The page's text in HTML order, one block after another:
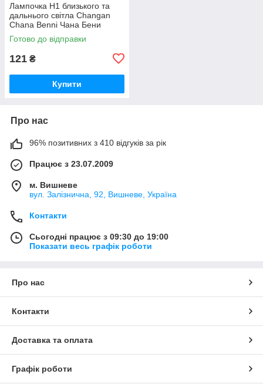
Лампочка Н1 близького та
дальнього світла Changan
Chana Benni Чана Бени
Бенни Бенні Бені
Готово до відправки
121 ₴
Купити
Про нас
96% позитивних з 410 відгуків за рік
Працює з 23.07.2009
м. Вишневе
вул. Залізнична, 92, Вишневе, Україна
Контакти
Сьогодні працює з 09:30 до 19:00
Показати весь графік роботи
Про нас
Контакти
Доставка та оплата
Графік роботи